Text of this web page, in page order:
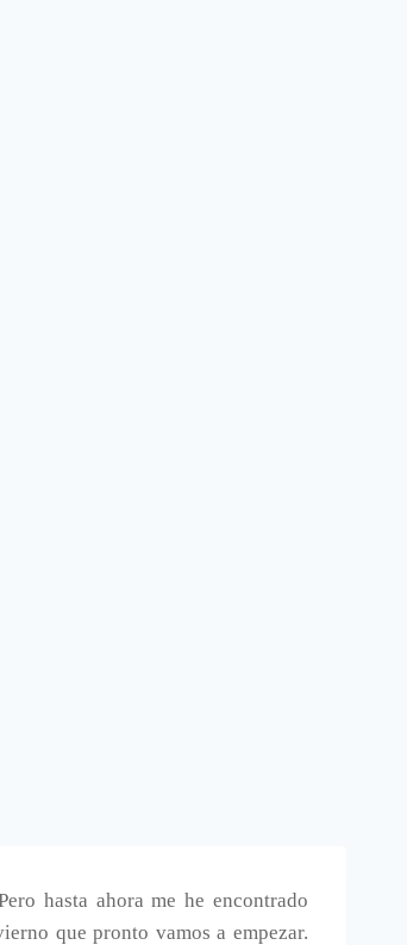
hasta ahora me he encontrado
que pronto vamos a empezar.